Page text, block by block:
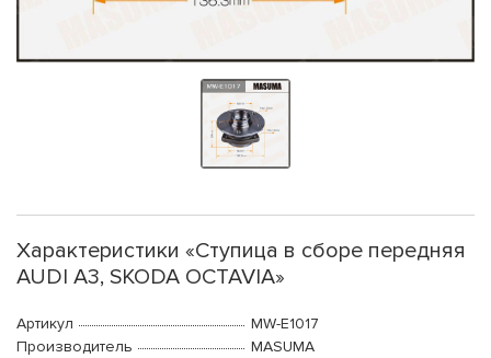
Характеристики «Ступица в сборе передняя
AUDI A3, SKODA OCTAVIA»
Артикул
MW-E1017
Производитель
MASUMA